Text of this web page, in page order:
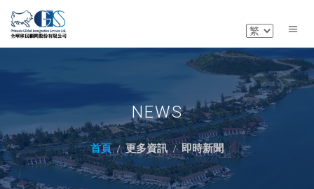
NEWS
首頁 更多資訊 即時新聞